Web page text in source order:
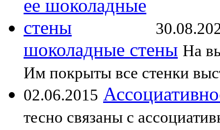
шоколадные стены На
Им покрыты все стенки
02.06.2015
тесно связаны с